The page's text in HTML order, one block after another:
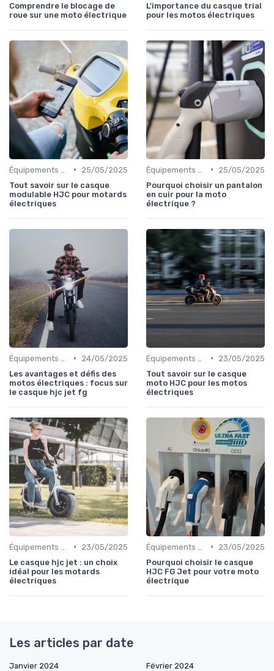
Comprendre le blocage de
roue sur une moto électrique
L'importance du casque trial
pour les motos électriques
•
25/05/2025
Tout savoir sur le casque
modulable HJC pour motards
électriques
•
25/05/2025
Pourquoi choisir un pantalon
en cuir pour la moto
électrique ?
•
24/05/2025
Les avantages et défis des
motos électriques : focus sur
le casque hjc jet fg
•
23/05/2025
Tout savoir sur le casque
moto HJC pour les motos
électriques
•
23/05/2025
Le casque hjc jet : un choix
idéal pour les motards
électriques
•
23/05/2025
Pourquoi choisir le casque
HJC FG Jet pour votre moto
électrique
Les articles par date
Janvier 2024
Février 2024